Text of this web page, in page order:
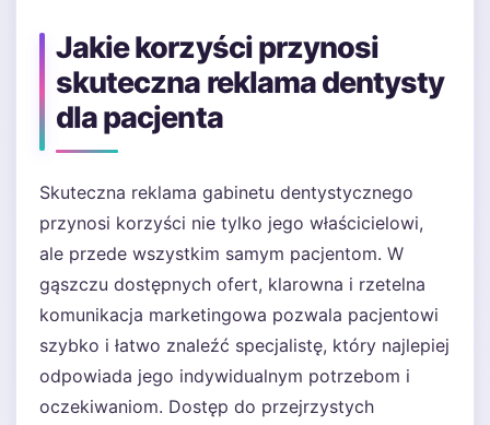
Jakie korzyści przynosi
skuteczna reklama dentysty
dla pacjenta
Skuteczna reklama gabinetu dentystycznego
przynosi korzyści nie tylko jego właścicielowi,
ale przede wszystkim samym pacjentom. W
gąszczu dostępnych ofert, klarowna i rzetelna
komunikacja marketingowa pozwala pacjentowi
szybko i łatwo znaleźć specjalistę, który najlepiej
odpowiada jego indywidualnym potrzebom i
oczekiwaniom. Dostęp do przejrzystych